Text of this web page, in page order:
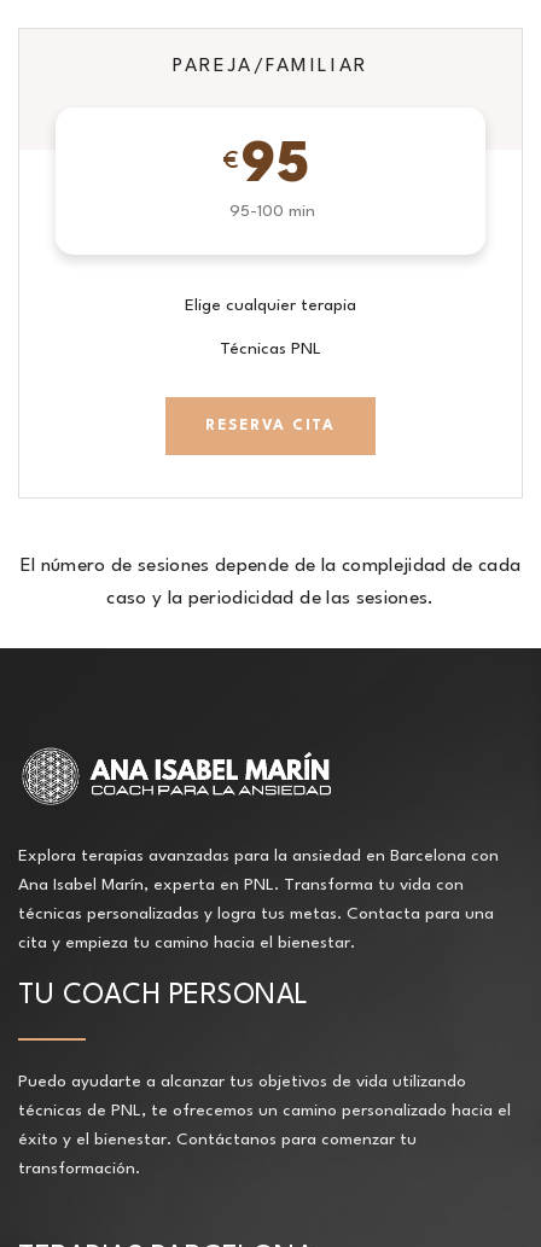
PAREJA/FAMILIAR
€ 95
95-100 min
Elige cualquier terapia
Técnicas PNL
RESERVA CITA
El número de sesiones depende de la complejidad de cada
caso y la periodicidad de las sesiones.
Explora terapias avanzadas para la ansiedad en Barcelona con
Ana Isabel Marín, experta en PNL. Transforma tu vida con
técnicas personalizadas y logra tus metas. Contacta para una
cita y empieza tu camino hacia el bienestar.
TU COACH PERSONAL
Puedo ayudarte a alcanzar tus objetivos de vida utilizando
técnicas de PNL, te ofrecemos un camino personalizado hacia el
éxito y el bienestar. Contáctanos para comenzar tu
transformación.